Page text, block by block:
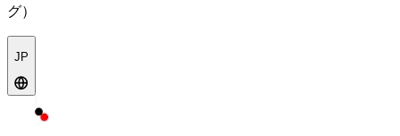
グ）
JP